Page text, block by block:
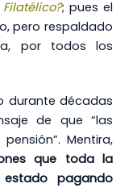
; pues el
pero respaldado
por todos los
durante décadas
de que “las
Mentira,
que toda la
pagando